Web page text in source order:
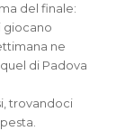
del finale:
giocano
ne
di Padova
trovandoci